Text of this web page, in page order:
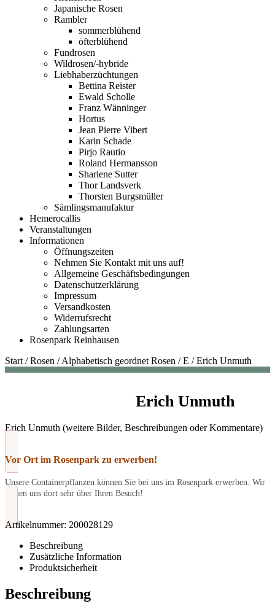
Japanische Rosen
Rambler
sommerblühend
öfterblühend
Fundrosen
Wildrosen/-hybride
Liebhaberzüchtungen
Bettina Reister
Ewald Scholle
Franz Wänninger
Hortus
Jean Pierre Vibert
Karin Schade
Pirjo Rautio
Roland Hermansson
Sharlene Sutter
Thor Landsverk
Thorsten Burgsmüller
Sämlingsmanufaktur
Hemerocallis
Veranstaltungen
Informationen
Öffnungszeiten
Nehmen Sie Kontakt mit uns auf!
Allgemeine Geschäftsbedingungen
Datenschutzerklärung
Impressum
Versandkosten
Widerrufsrecht
Zahlungsarten
Rosenpark Reinhausen
Start /Rosen /Alphabetisch geordnet Rosen /E /Erich Unmuth
Erich Unmuth
Erich Unmuth (weitere Bilder, Beschreibungen oder Kommentare)
Vor Ort im Rosenpark zu erwerben!
Unsere Containerpflanzen können Sie bei uns im Rosenpark erwerben. Wir
freuen uns dort sehr über Ihren Besuch!
Artikelnummer: 200028129
Beschreibung
Zusätzliche Information
Produktsicherheit
Beschreibung